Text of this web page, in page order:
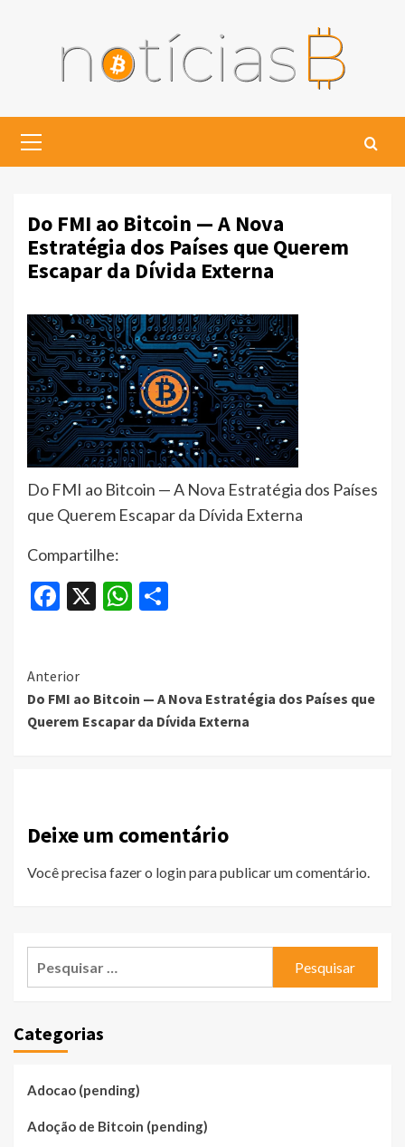
Menu
Do FMI ao Bitcoin — A Nova
Estratégia dos Países que Querem
Escapar da Dívida Externa
Do FMI ao Bitcoin — A Nova Estratégia dos Países
que Querem Escapar da Dívida Externa
Compartilhe:
Facebook
X WhatsApp
Continue
Reading
Anterior
Do FMI ao Bitcoin — A Nova Estratégia dos Países que
Querem Escapar da Dívida Externa
Deixe um comentário
Você precisa fazer o loginpara publicar um comentário.
Categorias
Adocao (pending)
Adoção de Bitcoin (pending)